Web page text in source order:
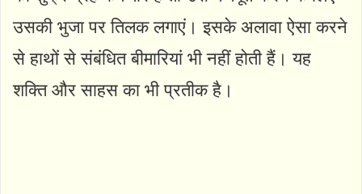
उसकी भुजा पर तिलक लगाएं। इसके अलावा ऐसा करने
से हाथों से संबंधित बीमारियां भी नहीं होती हैं। यह
शक्ति और साहस का भी प्रतीक है।